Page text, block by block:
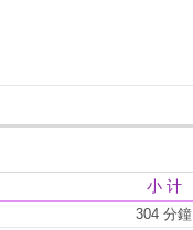
小 计
304 分鐘